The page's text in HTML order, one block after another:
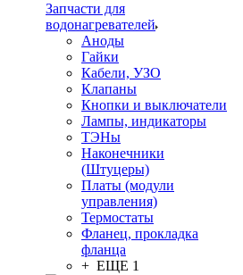
Запчасти для
водонагревателей
Аноды
Гайки
Кабели, УЗО
Клапаны
Кнопки и выключатели
Лампы, индикаторы
ТЭНы
Наконечники
(Штуцеры)
Платы (модули
управления)
Термостаты
Фланец, прокладка
фланца
+ ЕЩЕ 1